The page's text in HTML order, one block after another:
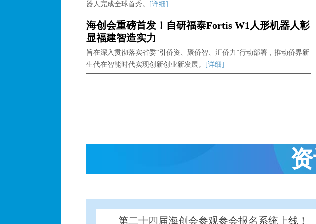
器人完成全球首秀。
[详细]
海创会重磅首发！自研福泰Fortis W1人形机器人彰
显福建智造实力
旨在深入贯彻落实省委“引侨资、聚侨智、汇侨力”行动部署，推动侨界新
生代在智能时代实现创新创业新发展。
[详细]
第二十四届海创会参观参会报名系统上线！